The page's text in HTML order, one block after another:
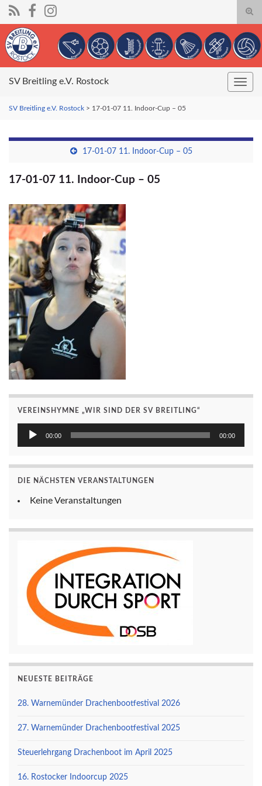
Search for:
SV Breitling e.V. Rostock
SV Breitling e.V. Rostock > 17-01-07 11. Indoor-Cup – 05
17-01-07 11. Indoor-Cup – 05
17-01-07 11. Indoor-Cup – 05
VEREINSHYMNE „WIR SIND DER SV BREITLING“
Audio-
00:00 00:00
DIE NÄCHSTEN VERANSTALTUNGEN
Keine Veranstaltungen
NEUESTE BEITRÄGE
28. Warnemünder Drachenbootfestival 2026
27. Warnemünder Drachenbootfestival 2025
Steuerlehrgang Drachenboot im April 2025
16. Rostocker Indoorcup 2025